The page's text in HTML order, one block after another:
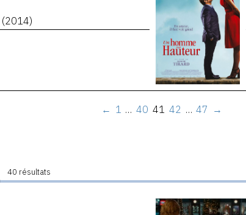
(2014)
← 1 … 40 41 42 … 47 →
40 résultats